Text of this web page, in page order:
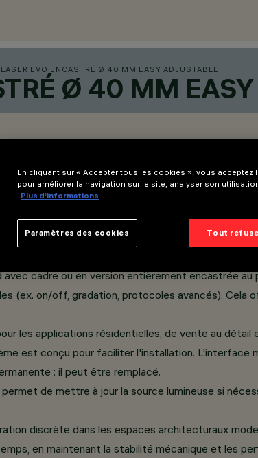
LASER EVO ENCASTRÉ Ø 40 MM EASY ADJUSTABLE
Ø 40 MM
d'un snoot frontal qui facilite l'orientation
cadre ou en version entièrement encastrée
(ex. on/off, gradation, protocoles avancés).
les applications résidentielles, de vente au détail
est conçu pour faciliter l'installation.
: il peut être remplacé.
de mettre à jour la source lumineuse si
discrète dans les espaces architecturaux
en maintenant la stabilité mécanique et les
En cliquant sur « Accepter tous les cookies », vous
pour améliorer la navigation sur le site, analyser son
Plus d’informations
Tout
Paramètres des cookies